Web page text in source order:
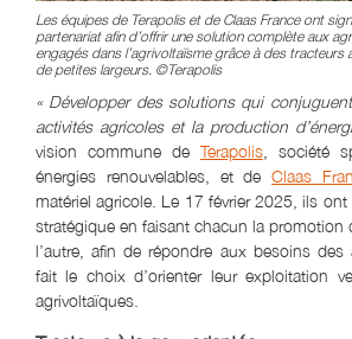
Les équipes de Terapolis et de Claas France ont
partenariat afin d’offrir une solution complète aux
engagés dans l’agrivoltaïsme grâce à des tracteurs
de petites largeurs. ©Terapolis
« Développer des solutions qui
activités agricoles et la production
vision commune de Terapolis, société
énergies renouvelables, et deClaas
matériel agricole. Le 17 février 2025, ils
stratégique en faisant chacun la promotion
l’autre, afin de répondre aux besoins
fait le choix d’orienter leur exploitation
agrivoltaïques.